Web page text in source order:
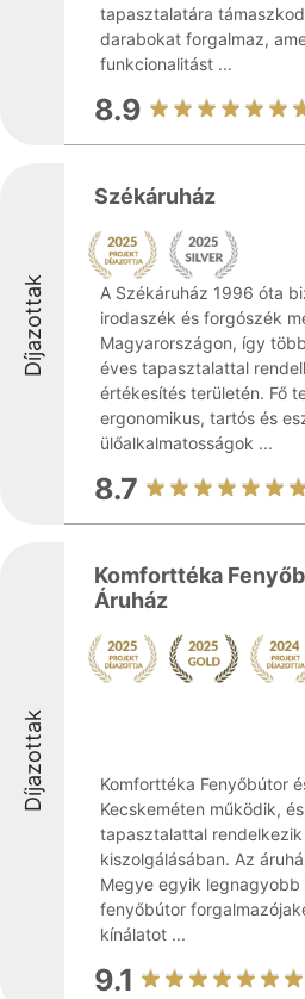
tapasztalatára
darabokat forgalmaz,
funkcionalitást ...
8.9
Díjazottak
Székáruház
A Székáruház 1996 óta
irodaszék és forgószék
Magyarországon, így
éves tapasztalattal
értékesítés területén. Fő
ergonomikus, tartós és
ülőalkalmatosságok ...
8.7
Díjazottak
Komforttéka
Áruház
Komforttéka Fenyőbútor
Kecskeméten működik,
tapasztalattal rendelkezik
kiszolgálásában. Az
Megye egyik legnagyobb
fenyőbútor
kínálatot ...
9.1